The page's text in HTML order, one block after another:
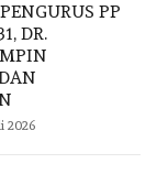
PP
DR.
2026